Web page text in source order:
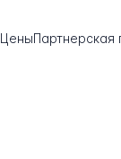
ЦеныПартнерская